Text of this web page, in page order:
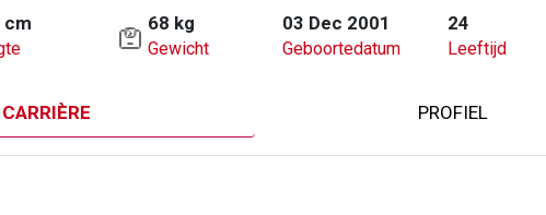
cm 68 kg
Gewicht
03 Dec 2001
Geboortedatum
24
Leeftijd
CARRIÈRE PROFIEL